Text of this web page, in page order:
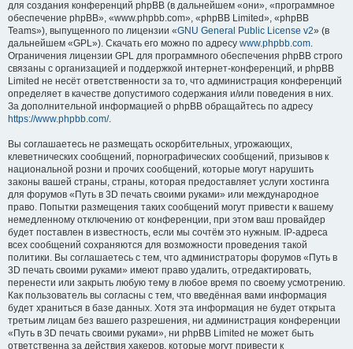
для создания конференций phpBB (в дальнейшем «они», «программное
обеспечение phpBB», «www.phpbb.com», «phpBB Limited», «phpBB
Teams»), выпущенного по лицензии «GNU General Public License v2» (в
дальнейшем «GPL»). Скачать его можно по адресу www.phpbb.com.
Ограничения лицензии GPL для программного обеспечения phpBB строго
связаны с организацией и поддержкой интернет-конференций, и phpBB
Limited не несёт ответственности за то, что администрация конференций
определяет в качестве допустимого содержания и/или поведения в них.
За дополнительной информацией о phpBB обращайтесь по адресу
https://www.phpbb.com/.
Вы соглашаетесь не размещать оскорбительных, угрожающих,
клеветнических сообщений, порнографических сообщений, призывов к
национальной розни и прочих сообщений, которые могут нарушить
законы вашей страны, страны, которая предоставляет услуги хостинга
для форумов «Путь в 3D печать своими руками» или международное
право. Попытки размещения таких сообщений могут привести к вашему
немедленному отключению от конференции, при этом ваш провайдер
будет поставлен в известность, если мы сочтём это нужным. IP-адреса
всех сообщений сохраняются для возможности проведения такой
политики. Вы соглашаетесь с тем, что администраторы форумов «Путь в
3D печать своими руками» имеют право удалить, отредактировать,
перенести или закрыть любую тему в любое время по своему усмотрению.
Как пользователь вы согласны с тем, что введённая вами информация
будет храниться в базе данных. Хотя эта информация не будет открыта
третьим лицам без вашего разрешения, ни администрация конференции
«Путь в 3D печать своими руками», ни phpBB Limited не может быть
ответственна за действия хакеров, которые могут привести к